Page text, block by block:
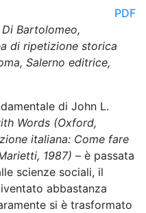
PDF
Bartolomeo,
di ripetizione storica
Salerno editrice,
di John L.
Words (Oxford,
italiana: Come fare
1987) – è passata
scienze sociali, il
abbastanza
si è trasformato